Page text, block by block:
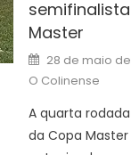
Master
Posted
on
28 de maio
O Colinense
A quarta
da Copa